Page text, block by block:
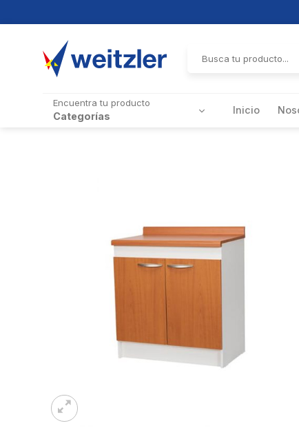
por:
Encuentra tu producto
Categorías Inicio